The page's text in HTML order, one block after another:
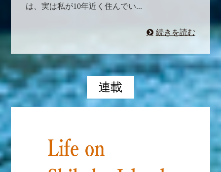
は、実は私が10年近く住んでい...
続きを読む
連載